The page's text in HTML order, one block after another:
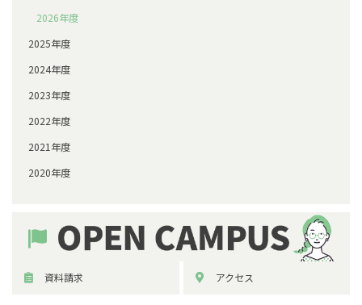
2026年度
2025年度
2024年度
2023年度
2022年度
2021年度
2020年度
資料請求 アクセス